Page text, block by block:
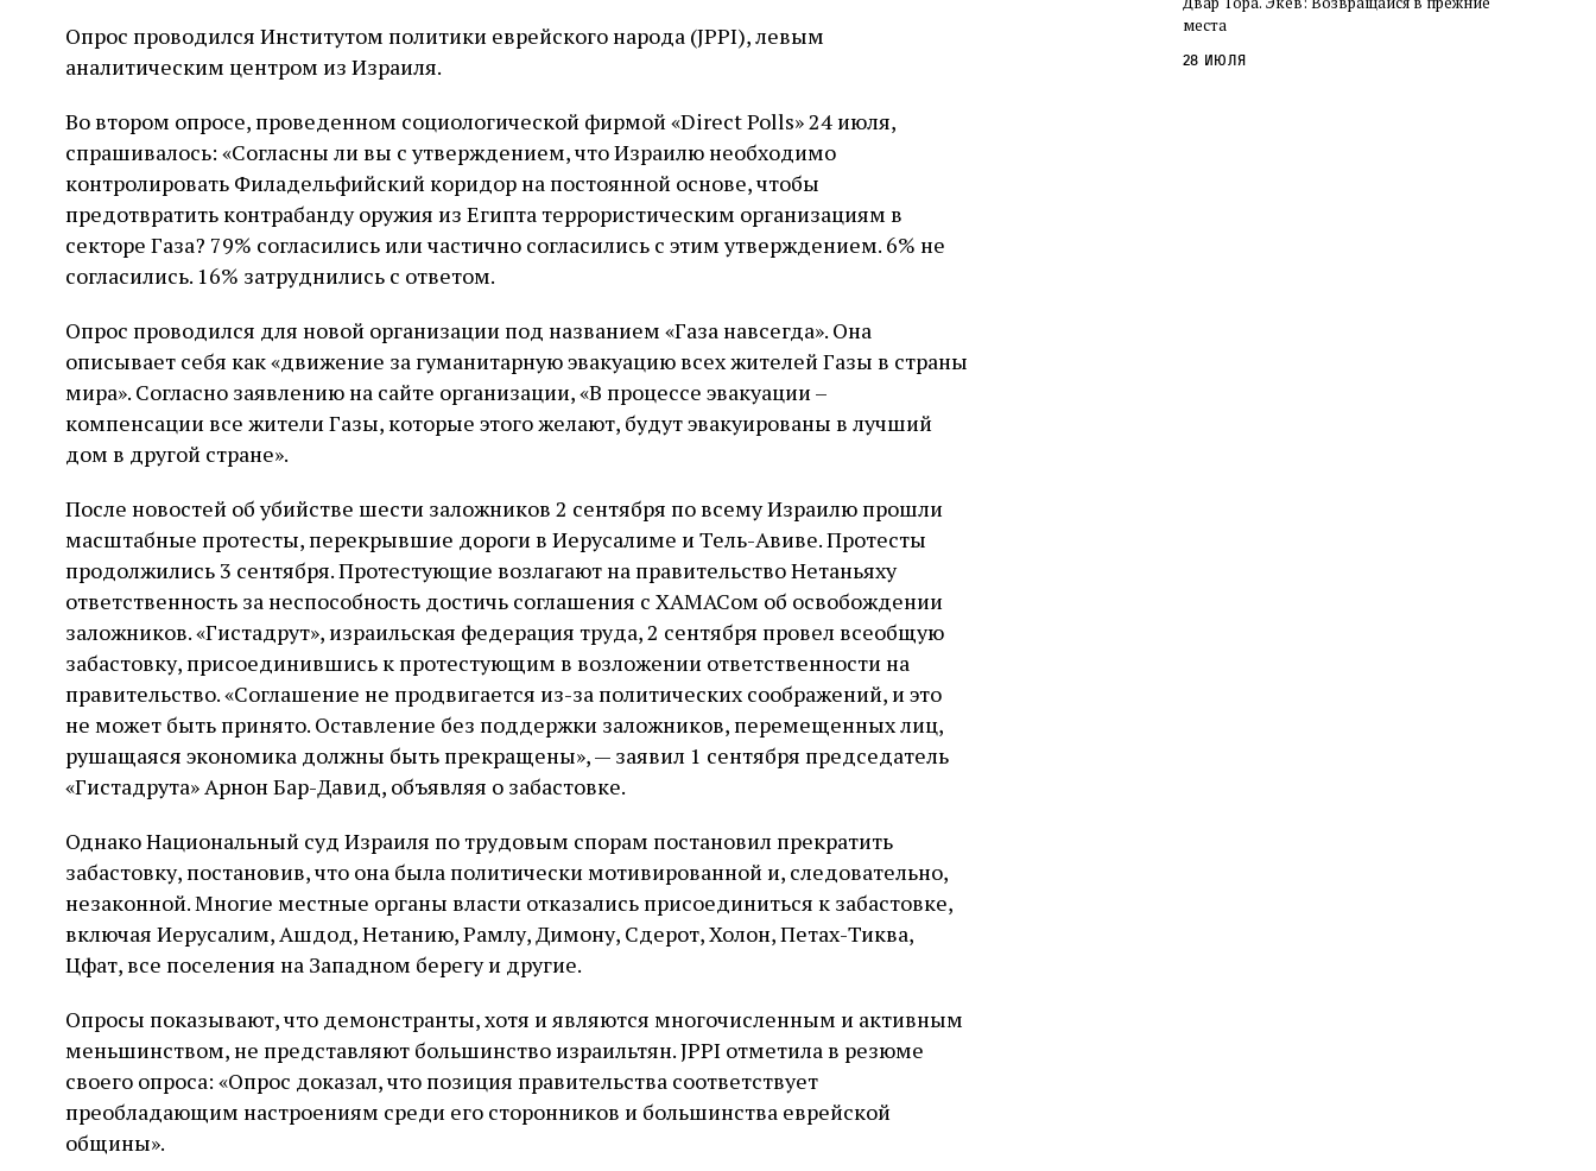
Опрос проводился Институтом политики еврейского народа (JPPI), левым
аналитическим центром из Израиля.
Во втором опросе, проведенном социологической фирмой «Direct Polls» 24 июля,
спрашивалось: «Согласны ли вы с утверждением, что Израилю необходимо
контролировать Филадельфийский коридор на постоянной основе, чтобы
предотвратить контрабанду оружия из Египта террористическим организациям в
секторе Газа? 79% согласились или частично согласились с этим утверждением. 6% не
согласились. 16% затруднились с ответом.
Опрос проводился для новой организации под названием «Газа навсегда». Она
описывает себя как «движение за гуманитарную эвакуацию всех жителей Газы в страны
мира». Согласно заявлению на сайте организации, «В процессе эвакуации –
компенсации все жители Газы, которые этого желают, будут эвакуированы в лучший
дом в другой стране».
После новостей об убийстве шести заложников 2 сентября по всему Израилю прошли
масштабные протесты, перекрывшие дороги в Иерусалиме и Тель-Авиве. Протесты
продолжились 3 сентября. Протестующие возлагают на правительство Нетаньяху
ответственность за неспособность достичь соглашения с ХАМАСом об освобождении
заложников. «Гистадрут», израильская федерация труда, 2 сентября провел всеобщую
забастовку, присоединившись к протестующим в возложении ответственности на
правительство. «Соглашение не продвигается из-за политических соображений, и это
не может быть принято. Оставление без поддержки заложников, перемещенных лиц,
рушащаяся экономика должны быть прекращены», — заявил 1 сентября председатель
«Гистадрута» Арнон Бар-Давид, объявляя о забастовке.
Однако Национальный суд Израиля по трудовым спорам постановил прекратить
забастовку, постановив, что она была политически мотивированной и, следовательно,
незаконной. Многие местные органы власти отказались присоединиться к забастовке,
включая Иерусалим, Ашдод, Нетанию, Рамлу, Димону, Сдерот, Холон, Петах-Тиква,
Цфат, все поселения на Западном берегу и другие.
Опросы показывают, что демонстранты, хотя и являются многочисленным и активным
меньшинством, не представляют большинство израильтян. JPPI отметила в резюме
своего опроса: «Опрос доказал, что позиция правительства соответствует
преобладающим настроениям среди его сторонников и большинства еврейской
общины».
слово в переводе Библии
места
28 июля